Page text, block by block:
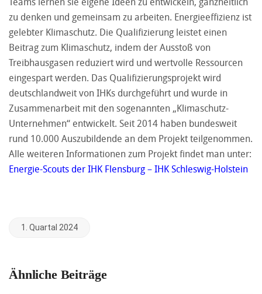
zu denken und gemeinsam zu arbeiten. Energieeffizienz ist
gelebter Klimaschutz. Die Qualifizierung leistet einen
Beitrag zum Klimaschutz, indem der Ausstoß von
Treibhausgasen reduziert wird und wertvolle Ressourcen
eingespart werden. Das Qualifizierungsprojekt wird
deutschlandweit von IHKs durchgeführt und wurde in
Zusammenarbeit mit den sogenannten „Klimaschutz-
Unternehmen“ entwickelt. Seit 2014 haben bundesweit
rund 10.000 Auszubildende an dem Projekt teilgenommen.
Alle weiteren Informationen zum Projekt findet man unter:
⁣Energie-Scouts der IHK Flensburg – IHK Schleswig-Holstein
1. Quartal 2024
Ähnliche Beiträge